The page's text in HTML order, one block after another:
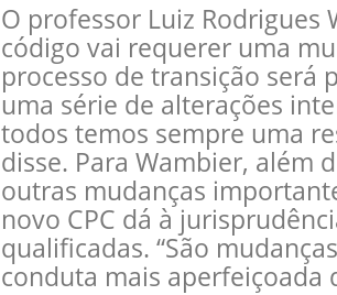
O professor Luiz
código vai requerer uma
processo de transição será
uma série de alterações
todos temos sempre uma
disse. Para Wambier, além
outras mudanças
novo CPC dá à
qualificadas. “São
conduta mais aperfeiçoada